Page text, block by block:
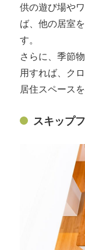
供の遊び場や
ば、他の居室
す。
さらに、季節
用すれば、ク
居住スペース
スキップ